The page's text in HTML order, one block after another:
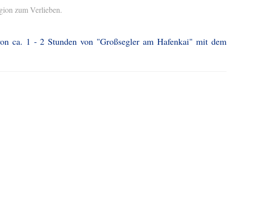
zum Verlieben.
ca. 1 - 2 Stunden von "Großsegler am Hafenkai" mit dem